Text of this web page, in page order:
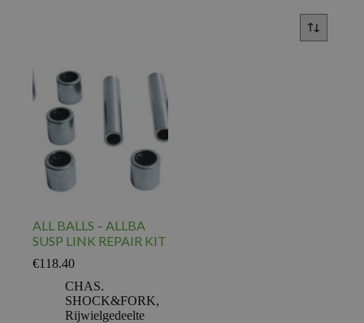
ALL BALLS – ALLBA
SUSP LINK REPAIR KIT
€118.40
CHAS.
SHOCK&FORK,
Rijwielgedeelte